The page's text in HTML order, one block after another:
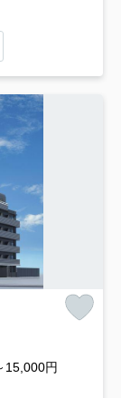
15,000円